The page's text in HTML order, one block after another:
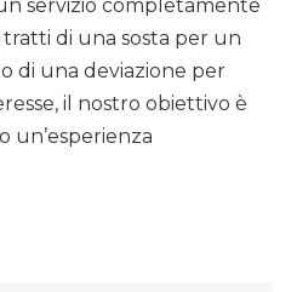
servizio completamente
tratti di una sosta per un
di una deviazione per
il nostro obiettivo è
un’esperienza